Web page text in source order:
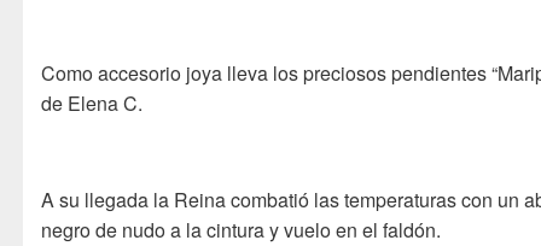
Como accesorio joya lleva los preciosos pendientes
de Elena C.
A su llegada la Reina combatió las temperaturas con un
negro de nudo a la cintura y vuelo en el faldón.